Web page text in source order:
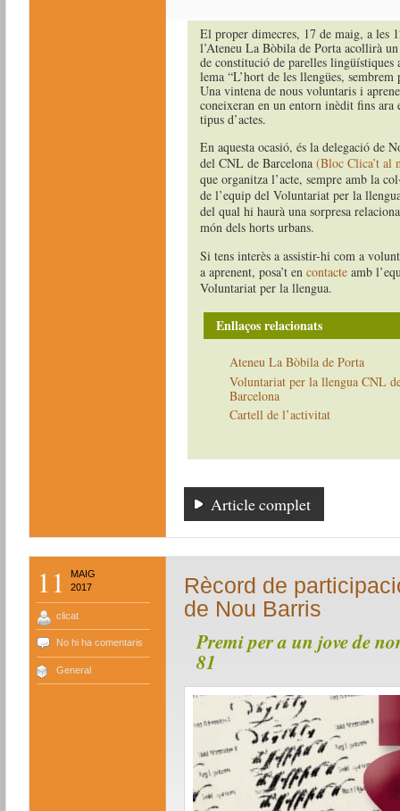
El proper dimecres, 17 de maig, a les
l’Ateneu La Bòbila de Porta acollirà
de constitució de parelles lingüístiques
lema “L’hort de les llengües, sembrem
Una vintena de nous voluntaris i
coneixeran en un entorn inèdit fins ara
tipus d’actes.
En aquesta ocasió, és la delegació de
del CNL de Barcelona (Bloc Clica’t al
que organitza l’acte, sempre amb la
de l’equip del Voluntariat per la
del qual hi haurà una sorpresa
món dels horts urbans.
Si tens interès a assistir-hi com a
a aprenent, posa’t en contacteamb
Voluntariat per la llengua.
Enllaços relacionats
Ateneu La Bòbila de Porta
Voluntariat per la llengua CNL
Barcelona
Cartell de l’activitat
Article complet
11
MAIG
2017
clicat
No hi ha comentaris
General
Rècord de
de Nou Barris
Premi per a un jove de
81